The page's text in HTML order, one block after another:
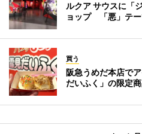
ルクア サウスに「
ョップ 「悪」テー
買う
阪急うめだ本店で
だいふく」の限定